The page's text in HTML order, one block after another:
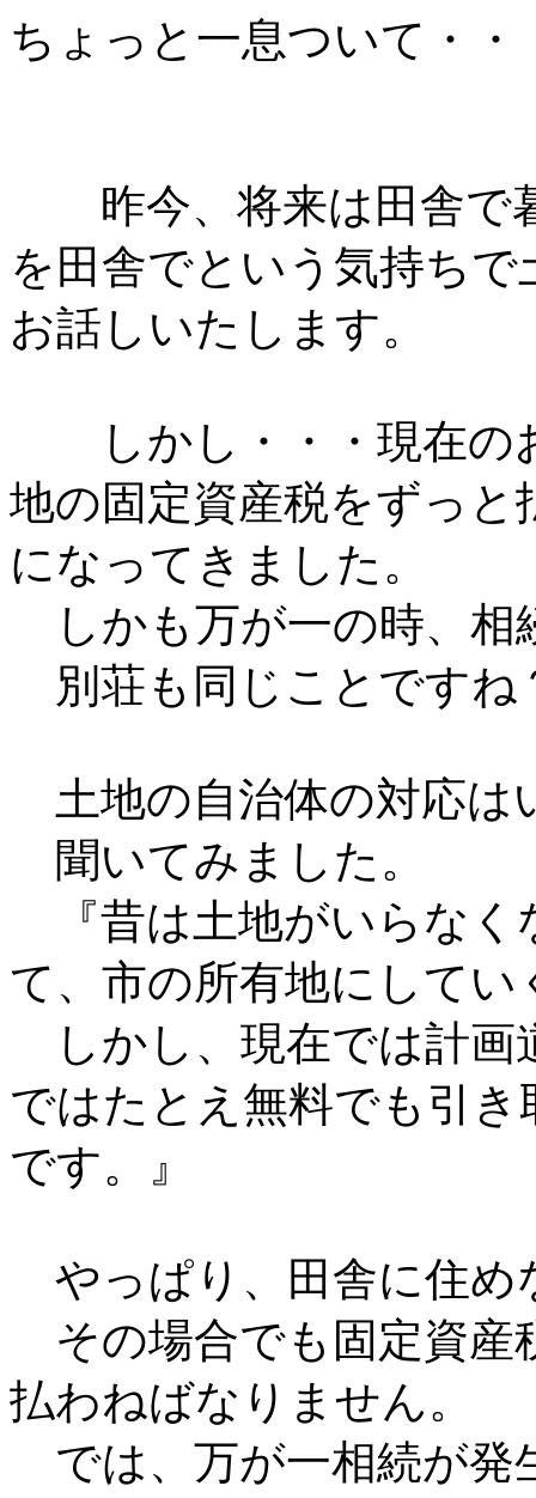
ちょっと一息ついて・・
昨今、将来は田舎で
を田舎でという気持ち
お話しいたします。
しかし・・・現在の
地の固定資産税をずっ
になってきました。
しかも万が一の時、相
別荘も同じことですね
土地の自治体の対応は
聞いてみました。
『昔は土地がいらなく
て、市の所有地にして
しかし、現在では計画
ではたとえ無料でも引
です。』
やっぱり、田舎に住め
その場合でも固定資産
払わねばなりません。
では、万が一相続が発